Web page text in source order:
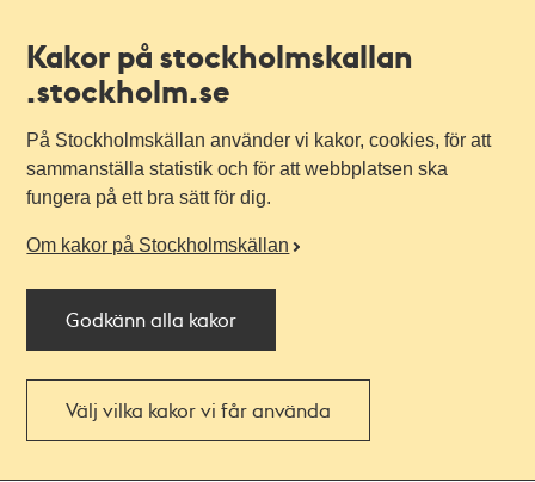
Kakor på stockholmskallan
.stockholm.se
På Stockholmskällan använder vi kakor, cookies, för att
sammanställa statistik och för att webbplatsen ska
fungera på ett bra sätt för dig.
Om kakor på Stockholmskällan
Godkänn alla kakor
Välj vilka kakor vi får använda